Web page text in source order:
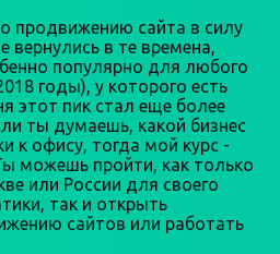
продвижению сайта в силу
вернулись в те времена,
популярно для любого
годы), у которого есть
этот пик стал еще более
ты думаешь, какой бизнес
к офису, тогда мой курс -
можешь пройти, как только
или России для своего
так и открыть
сайтов или работать